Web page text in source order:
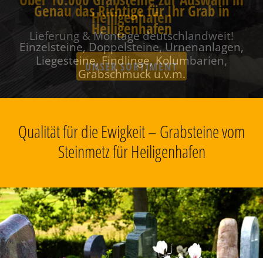
Genau das Richtige für Ihr Grab in
Heiligenhafen
Einzelsteine, Doppelsteine, Urnenanlagen,
Liegesteine, Findlinge, Kolumbarien,
Grabschmuck u.v.m.
Qualität für die Ewigkeit – Grabsteine vom
Steinmetz für Heiligenhafen